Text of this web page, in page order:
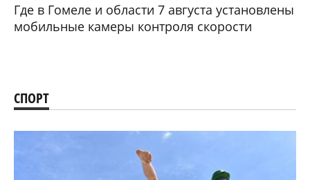
Где в Гомеле и области 7 августа установлены
мобильные камеры контроля скорости
СПОРТ